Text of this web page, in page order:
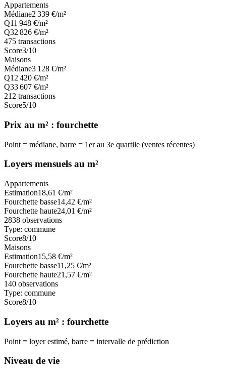
Appartements
Médiane2 339 €/m²
Q11 948 €/m²
Q32 826 €/m²
475 transactions
Score3/10
Maisons
Médiane3 128 €/m²
Q1 2 420 €/m²
Q33 607 €/m²
212 transactions
Score5/10
Prix au m² : fourchette
Point = médiane, barre = 1er au 3e quartile (ventes récentes)
Loyers mensuels au m²
Appartements
Estimation18,61 €/m²
Fourchette basse14,42 €/m²
Fourchette haute24,01 €/m²
2838 observations
Type: commune
Score8/10
Maisons
Estimation15,58 €/m²
Fourchette basse11,25 €/m²
Fourchette haute21,57 €/m²
140 observations
Type: commune
Score8/10
Loyers au m² : fourchette
Point = loyer estimé, barre = intervalle de prédiction
Niveau de vie